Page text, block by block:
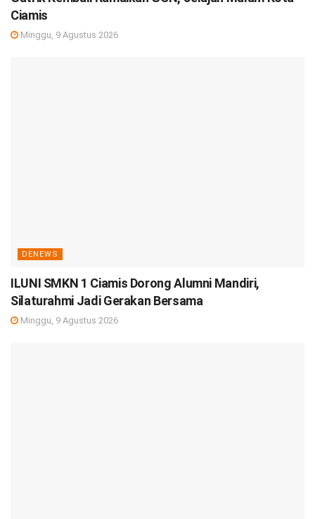
Ciamis
Minggu, 9 Agustus 2026
DENEWS
ILUNI SMKN 1 Ciamis Dorong Alumni Mandiri,
Silaturahmi Jadi Gerakan Bersama
Minggu, 9 Agustus 2026